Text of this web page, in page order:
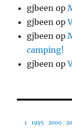
gjbeen op
gjbeen op
gjbeen op
camping!
gjbeen op
1 1995 2000